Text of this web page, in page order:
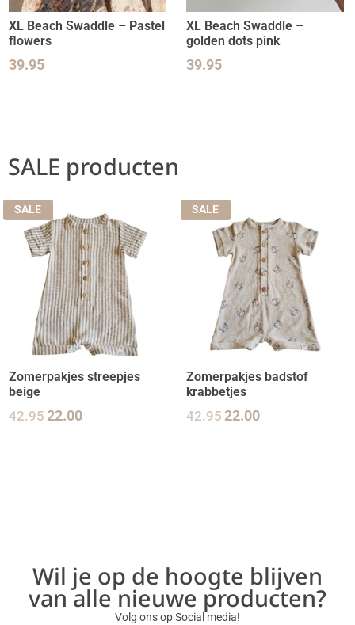
XL Beach Swaddle – Pastel
flowers
39.95
XL Beach Swaddle –
golden dots pink
39.95
SALE producten
SALE
Zomerpakjes streepjes
beige
42.9522.00
SALE
Zomerpakjes badstof
krabbetjes
42.9522.00
Wil je op de hoogte blijven
van alle nieuwe producten?
Volg ons op Social media!